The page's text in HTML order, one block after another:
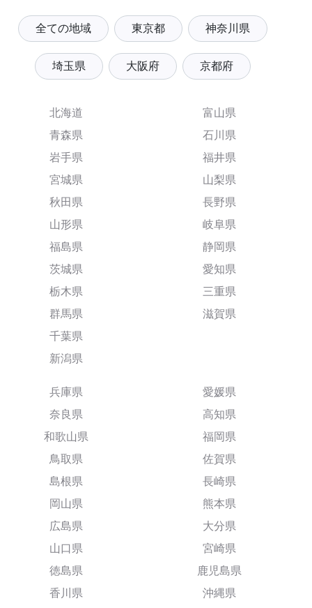
全ての地域 東京都 神奈川県
埼玉県 大阪府 京都府
北海道
青森県
岩手県
宮城県
秋田県
山形県
福島県
茨城県
栃木県
群馬県
千葉県
新潟県
富山県
石川県
福井県
山梨県
長野県
岐阜県
静岡県
愛知県
三重県
滋賀県
兵庫県
奈良県
和歌山県
鳥取県
島根県
岡山県
広島県
山口県
徳島県
香川県
愛媛県
高知県
福岡県
佐賀県
長崎県
熊本県
大分県
宮崎県
鹿児島県
沖縄県